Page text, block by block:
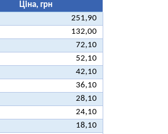
Ціна, грн
251,90
132,00
72,10
52,10
42,10
36,10
28,10
24,10
18,10